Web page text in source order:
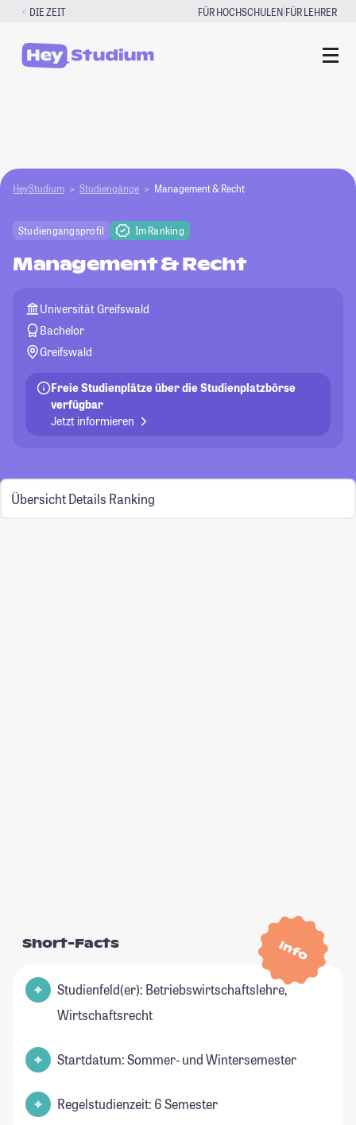
Zum
springen
DIE ZEIT FÜR HOCHSCHULEN|FÜR LEHRER
HeyStudium Studiengänge Management & Recht
Studiengangsprofil Im Ranking
Management & Recht
Universität Greifswald
Bachelor
Greifswald
Freie Studienplätze über die Studienplatzbörse
verfügbar
Jetzt informieren
Übersicht Details Ranking
Info
Short-Facts
Studienfeld(er): Betriebswirtschaftslehre,
Wirtschaftsrecht
Startdatum: Sommer- und Wintersemester
Regelstudienzeit: 6 Semester